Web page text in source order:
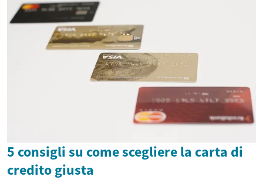
5 consigli su come scegliere la carta di
credito giusta